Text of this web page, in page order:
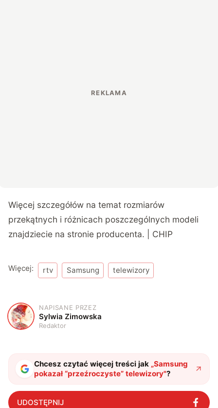
Więcej szczegółów na temat rozmiarów
przekątnych i różnicach poszczególnych modeli
znajdziecie na stronie producenta. | CHIP
Więcej: rtv Samsung telewizory
S
NAPISANE PRZEZ
Sylwia Zimowska
Redaktor
Chcesz czytać więcej treści jak „Samsung
pokazał “przeźroczyste” telewizory"?
UDOSTĘPNIJ